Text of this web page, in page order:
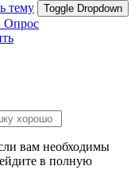
тему Toggle Dropdown
вам необходимы
в полную